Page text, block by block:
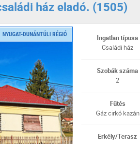
ház eladó. (1505)
NYUGAT-DUNÁNTÚLI RÉGIÓ
Ingatlan típusa
Családi ház
Szobák száma
2
Fűtés
Gáz cirkó kazán
Erkély/Terasz